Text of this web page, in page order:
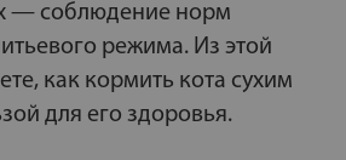
— соблюдение норм
режима. Из этой
как кормить кота сухим
для его здоровья.